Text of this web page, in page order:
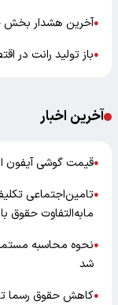
●آخرین هشدار بخش
●باز تولید رانت در
آخرین اخبار
●قیمت گوشی آیفون
●تامین‌اجتماعی
مابه‌التفاوت حقوق
●
شد
●کاهش حقوق رسما